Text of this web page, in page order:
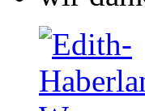
wir